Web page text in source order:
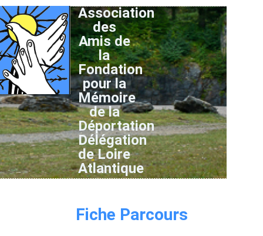
Association
des
Amis de
la
Fondation
pour la
Mémoire
de la
Déportation
Délégation
de Loire
Atlantique
Fiche Parcours